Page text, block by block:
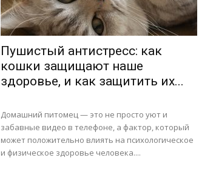
Пушистый антистресс: как
кошки защищают наше
здоровье, и как защитить их...
Домашний питомец — это не просто уют и
забавные видео в телефоне, а фактор, который
может положительно влиять на психологическое
и физическое здоровье человека....